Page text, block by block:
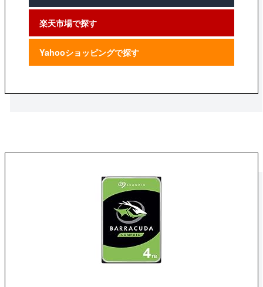
楽天市場で探す
Yahooショッピングで探す